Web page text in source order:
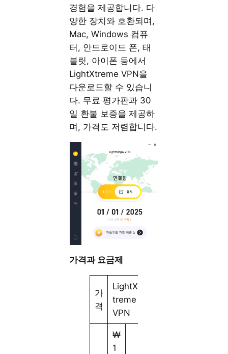
경험을 제공합니다. 다
양한 장치와 호환되며,
Mac, Windows 컴퓨
터, 안드로이드 폰, 태
블릿, 아이폰 등에서
LightXtreme VPN을
다운로드할 수 있습니
다. 무료 평가판과 30
일 환불 보증을 제공하
며, 가격도 저렴합니다.
가격과 요금제
가
격
LightX
treme
VPN
₩
1